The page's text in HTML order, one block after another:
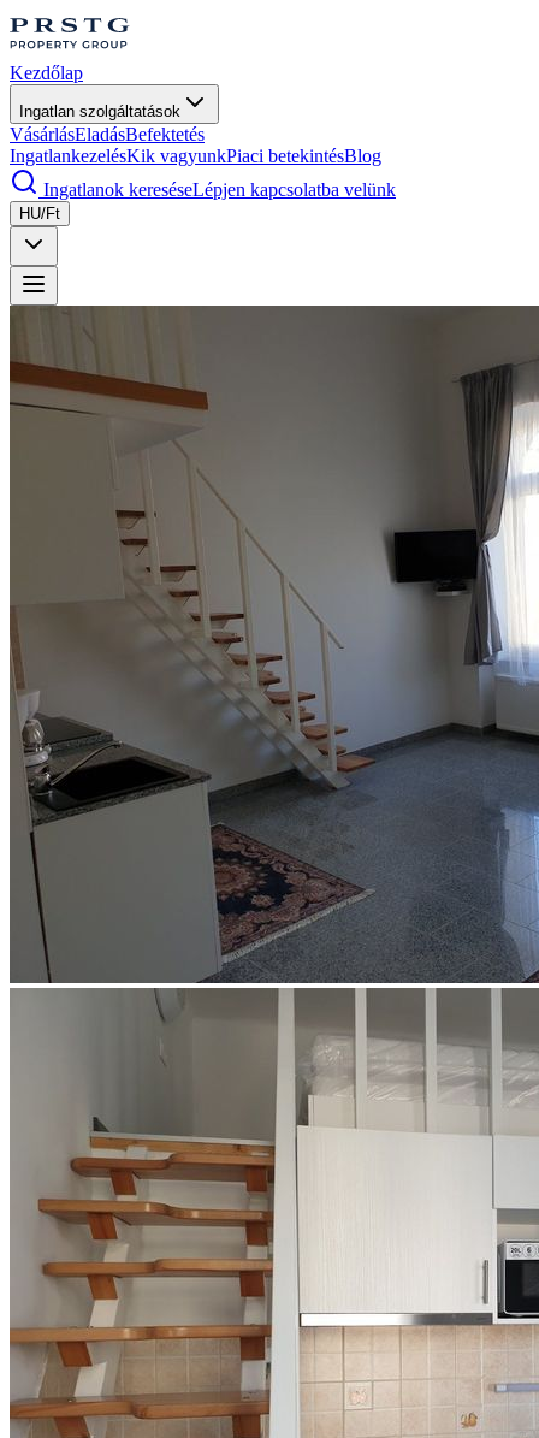
Kezdőlap
Ingatlan szolgáltatások
VásárlásEladásBefektetés
IngatlankezelésKik vagyunkPiaci betekintésBlog
Ingatlanok kereséseLépjen kapcsolatba velünk
HU/Ft